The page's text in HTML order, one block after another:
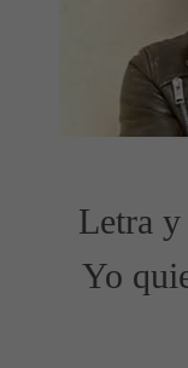
Letra
Yo